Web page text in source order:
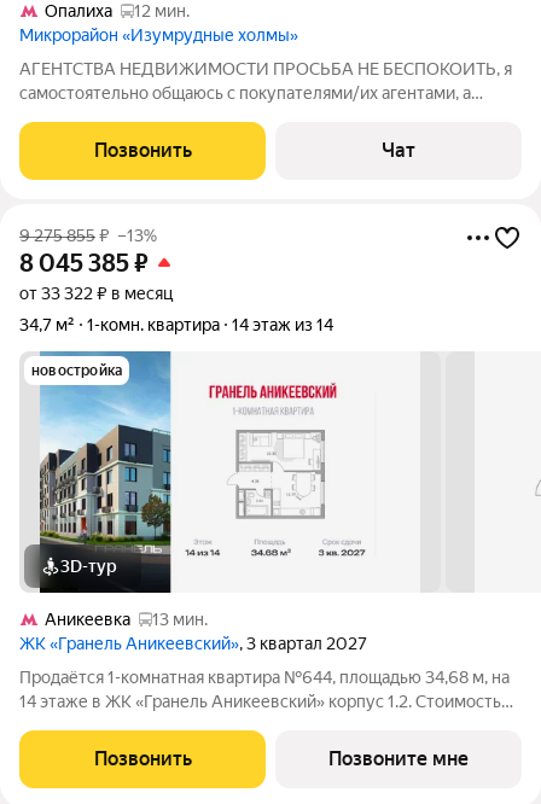
Опалиха
12 мин.
Микрорайон «Изумрудные холмы»
АГЕНТСТВА НЕДВИЖИМОСТИ ПРОСЬБА НЕ БЕСПОКОИТЬ, я
самостоятельно общаюсь с покупателями/их агентами, а
просторная светлая квартира с живописным видом на парк и
лес. ЖК Изумрудные холмы. Квартира
Позвонить Чат
9 275 855₽ –13%
8 045 385₽
от 33 322 ₽ в месяц
34,7 м²
1-комн. квартира 14 этаж из 14
новостройка
3D-тур
Аникеевка
13 мин.
ЖК «Гранель Аникеевский», 3 квартал 2027
Продаётся 1-комнатная квартира №644, площадью 34,68 м, на
14 этаже в ЖК «Гранель Аникеевский» корпус 1.2. Стоимость
односторонняя, окна на улицу. Проект расположился в
экологически чистом районе
Позвонить Позвоните мне